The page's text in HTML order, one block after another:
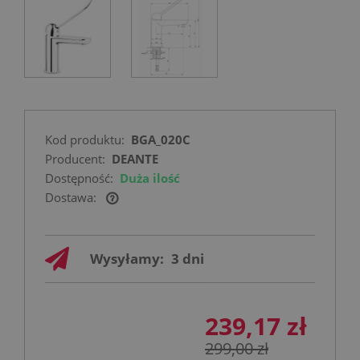
Kod produktu: BGA_020C
Producent: DEANTE
Dostępność: Duża ilość
Dostawa:
Cena nie zawiera ewentualnych kosztów
Wysyłamy: 3 dni
239,17 zł
299,00 zł